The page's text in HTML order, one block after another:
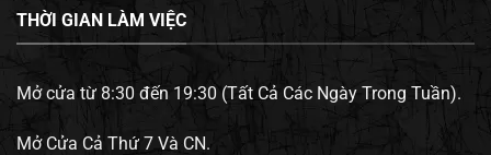
THỜI GIAN LÀM VIỆC
Mở cửa từ 8:30 đến 19:30 (Tất Cả Các Ngày Trong Tuần).
Mở Cửa Cả Thứ 7 Và CN.